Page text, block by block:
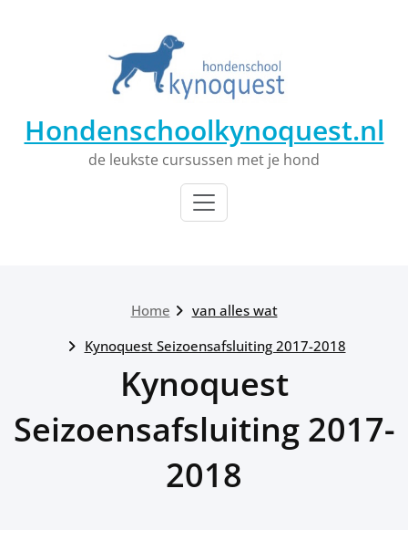
Hondenschoolkynoquest.nl
de leukste cursussen met je hond
Home
van alles wat
Kynoquest Seizoensafsluiting 2017-2018
Kynoquest
Seizoensafsluiting 2017-
2018